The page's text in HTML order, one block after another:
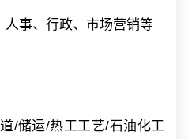
人事、行政、市场营销等
/储运/热工工艺/石油化工